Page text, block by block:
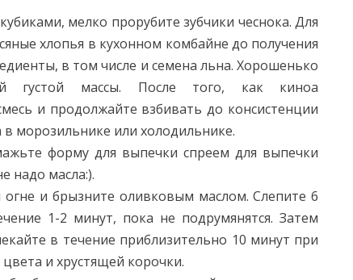
мелко прорубите зубчики чеснока. Для
хлопья в кухонном комбайне до получения
в том числе и семена льна. Хорошенько
густой массы. После того, как киноа
и продолжайте взбивать до консистенции
морозильнике или холодильнике.
форму для выпечки спреем для выпечки
надо масла:).
и брызните оливковым маслом. Слепите 6
1-2 минут, пока не подрумянятся. Затем
в течение приблизительно 10 минут при
и хрустящей корочки.